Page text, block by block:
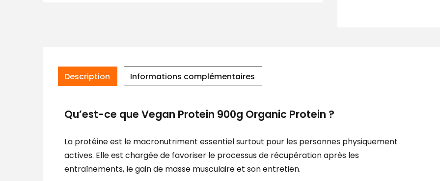
Description Informations complémentaires
Qu’est-ce que Vegan Protein 900g Organic Protein ?
La protéine est le macronutriment essentiel surtout pour les personnes physiquement
actives. Elle est chargée de favoriser le processus de récupération après les
entraînements, le gain de masse musculaire et son entretien.